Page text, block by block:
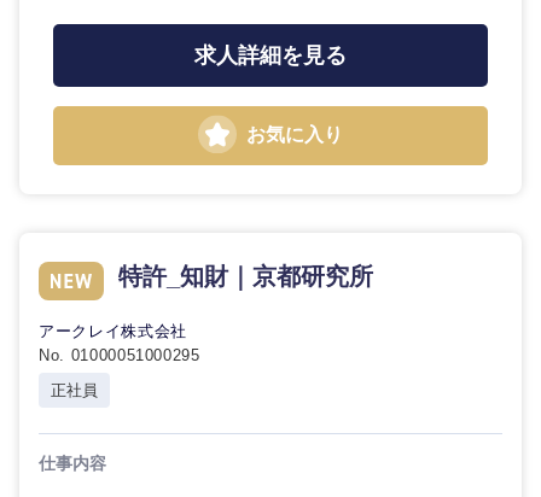
岐阜県
愛知県
求人詳細を見る
お気に入り
特許_知財｜京都研究所
アークレイ株式会社
No. 01000051000295
正社員
仕事内容